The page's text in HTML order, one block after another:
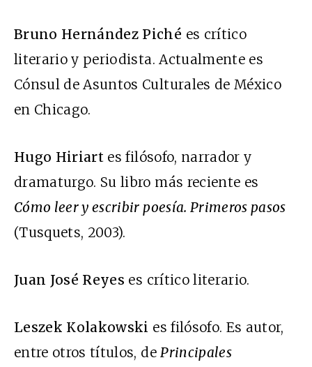
Bruno Hernández Piché es crítico
literario y periodista. Actualmente es
Cónsul de Asuntos Culturales de México
en Chicago.
Hugo Hiriart es filósofo, narrador y
dramaturgo. Su libro más reciente es
Cómo leer y escribir poesía. Primeros pasos
(Tusquets, 2003).
Juan José Reyes es crítico literario.
Leszek Kolakowski es filósofo. Es autor,
entre otros títulos, dePrincipales